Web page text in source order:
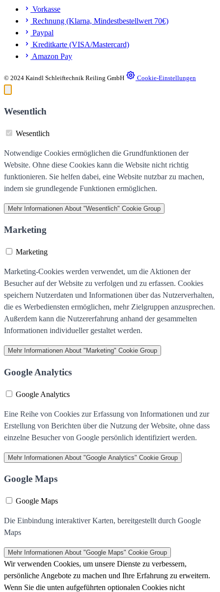
Vorkasse
Rechnung (Klarna, Mindestbestellwert 70€)
Paypal
Kreditkarte (VISA/Mastercard)
Amazon Pay
© 2024 Kaindl Schleiftechnik Reiling GmbH Cookie-Einstellungen
Wesentlich
Wesentlich
Notwendige Cookies ermöglichen die Grundfunktionen der
Website. Ohne diese Cookies kann die Website nicht richtig
funktionieren. Sie helfen dabei, eine Website nutzbar zu machen,
indem sie grundlegende Funktionen ermöglichen.
Mehr Informationen About "Wesentlich" Cookie Group
Marketing
Marketing
Marketing-Cookies werden verwendet, um die Aktionen der
Besucher auf der Website zu verfolgen und zu erfassen. Cookies
speichern Nutzerdaten und Informationen über das Nutzerverhalten,
die es Werbediensten ermöglichen, mehr Zielgruppen anzusprechen.
Außerdem kann die Nutzererfahrung anhand der gesammelten
Informationen individueller gestaltet werden.
Mehr Informationen About "Marketing" Cookie Group
Google Analytics
Google Analytics
Eine Reihe von Cookies zur Erfassung von Informationen und zur
Erstellung von Berichten über die Nutzung der Website, ohne dass
einzelne Besucher von Google persönlich identifiziert werden.
Mehr Informationen About "Google Analytics" Cookie Group
Google Maps
Google Maps
Die Einbindung interaktiver Karten, bereitgestellt durch Google
Maps
Mehr Informationen About "Google Maps" Cookie Group
Wir verwenden Cookies, um unsere Dienste zu verbessern,
persönliche Angebote zu machen und Ihre Erfahrung zu erweitern.
Wenn Sie die unten aufgeführten optionalen Cookies nicht